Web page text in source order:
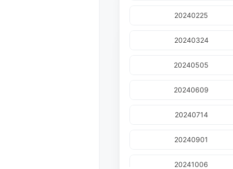
20240225
20240324
20240505
20240609
20240714
20240901
20241006